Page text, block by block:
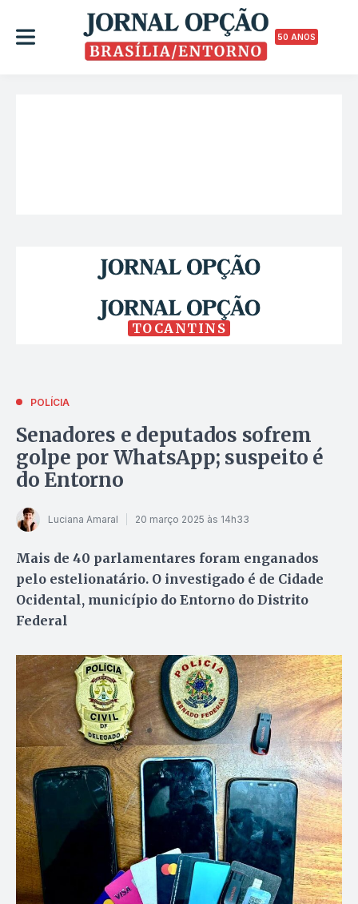
50 ANOS
TOCANTINS
POLÍCIA
Senadores e deputados sofrem
golpe por WhatsApp; suspeito é
do Entorno
Luciana Amaral 20 março 2025 às 14h33
Mais de 40 parlamentares foram enganados
pelo estelionatário. O investigado é de Cidade
Ocidental, município do Entorno do Distrito
Federal